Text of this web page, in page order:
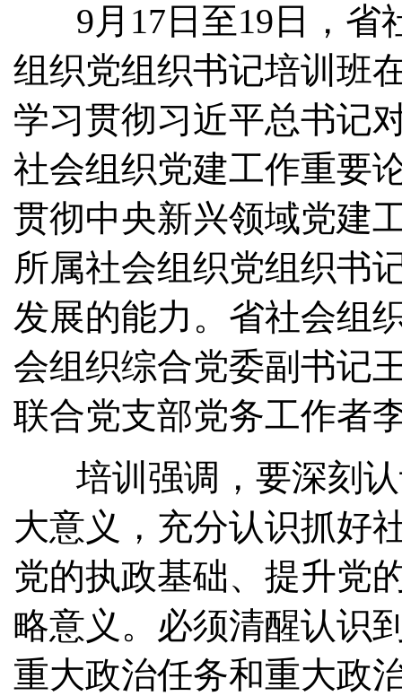
9月 17 日至19 日，省
组织党组织书记培训班
学习贯彻习近平总书记
社会组织党建工作重要
贯彻中央新兴领域党建
所属社会组织党组织书
发展的能力。省社会组
会组织综合党委副书记
联合党支部党务工作者
培训强调，要深刻
大意义，充分认识抓好
党的执政基础、提升党
略意义。必须清醒认识
重大政治任务和重大政